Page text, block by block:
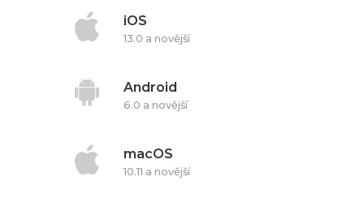
iOS
13.0 a novější
Android
6.0 a novější
macOS
10.11 a novější